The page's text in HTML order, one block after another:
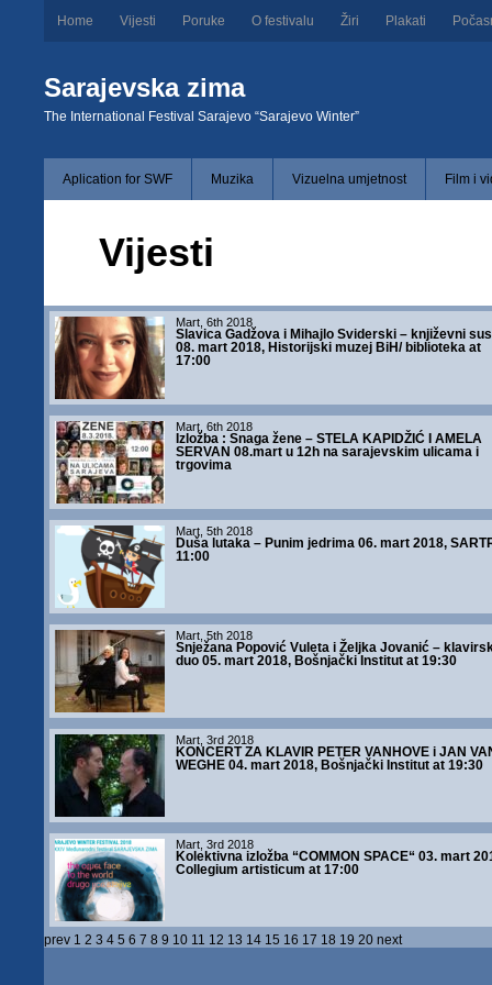
Home Vijesti Poruke O festivalu Žiri Plakati
Sarajevska zima
The International Festival Sarajevo “Sarajevo Winter”
Aplication for SWF Muzika Vizuelna umjetnost Film i
Vijesti
Mart, 6th 2018
Slavica Gadžova i Mihajlo Sviderski – književni
08. mart 2018, Historijski muzej BiH/ biblioteka at
17:00
Mart, 6th 2018
Izložba : Snaga žene – STELA KAPIDŽIĆ I AMELA
SERVAN 08.mart u 12h na sarajevskim ulicama i
trgovima
Mart, 5th 2018
Duša lutaka – Punim jedrima 06. mart 2018,
11:00
Mart, 5th 2018
Snježana Popović Vuleta i Željka Jovanić –
duo 05. mart 2018, Bošnjački Institut at 19:30
Mart, 3rd 2018
KONCERT ZA KLAVIR PETER VANHOVE i JAN
WEGHE 04. mart 2018, Bošnjački Institut at 19:30
Mart, 3rd 2018
Kolektivna izložba “COMMON SPACE“ 03. mart
Collegium artisticum at 17:00
prev 1 2 3 4 5 6 7 8 9 10 11 12 13 14 15 16 17 18 19 20 next